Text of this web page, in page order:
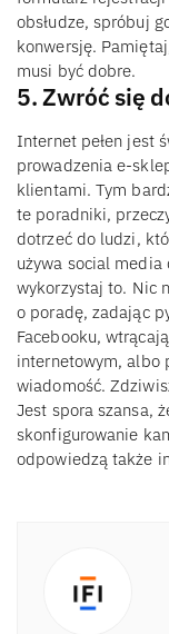
obsłudze, spróbuj
konwersję.
musi być dobre.
5. Zwróć się
Internet pełen jest
prowadzenia e-
klientami. Tym
te poradniki,
dotrzeć do ludzi,
używa social media
wykorzystaj to. Nic
o poradę, zadając
Facebooku,
internetowym, albo
wiadomość.
Jest spora szansa,
skonfigurowanie
odpowiedzą także